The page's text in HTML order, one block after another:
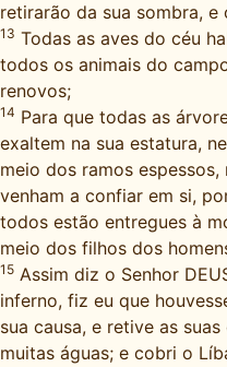
retirarão da sua sombra, e
13 Todas as aves do céu
todos os animais do
renovos;
14 Para que todas as
exaltem na sua estatura,
meio dos ramos
venham a confiar em si,
todos estão entregues à
meio dos filhos dos
15 Assim diz o Senhor
inferno, fiz eu que
sua causa, e retive as
muitas águas; e cobri o